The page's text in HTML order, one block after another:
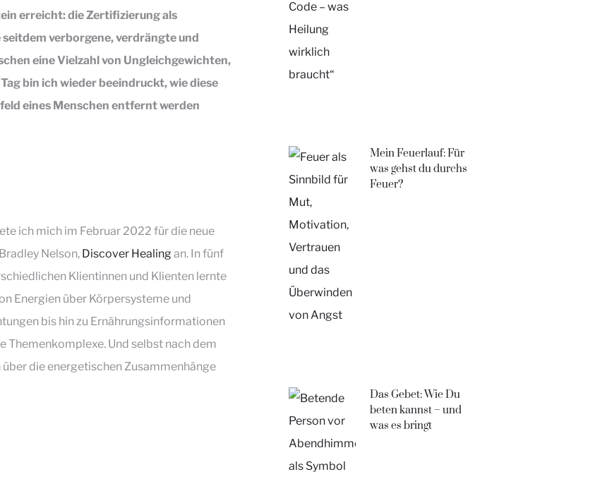
erreicht: die Zertifizierung als
verborgene, verdrängte und
eine Vielzahl von Ungleichgewichten,
bin ich wieder beeindruckt, wie diese
eines Menschen entfernt werden
ich mich im Februar 2022 für die neue
Nelson, Discover Healingan. In fünf
Klientinnen und Klienten lernte
Energien über Körpersysteme und
bis hin zu Ernährungsinformationen
Themenkomplexe. Und selbst nach dem
die energetischen Zusammenhänge
Mein Feuerlauf: Für
was gehst du durchs
Feuer?
Das Gebet: Wie Du
beten kannst – und
was es bringt